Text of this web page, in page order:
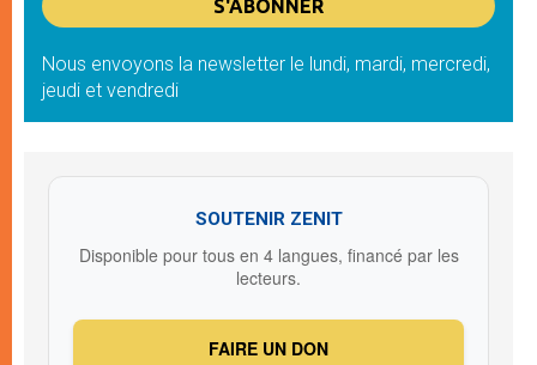
Nous envoyons la newsletter le lundi, mardi, mercredi,
jeudi et vendredi
SOUTENIR ZENIT
Disponible pour tous en 4 langues, financé par les
lecteurs.
FAIRE UN DON